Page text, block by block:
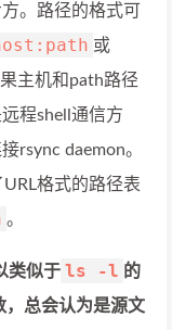
。路径的格式可
或
主机和path路径
程shell通信方
rsync daemon。
格式的路径表
。
类似于 ls -l 的
，总会认为是源文